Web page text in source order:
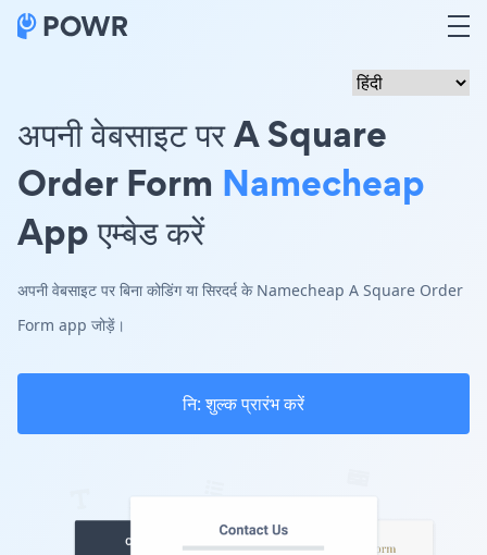
अपनी वेबसाइट पर A Square
Order Form Namecheap
App एम्बेड करें
अपनी वेबसाइट पर बिना कोडिंग या सिरदर्द के Namecheap A Square Order
Form app जोड़ें।
नि: शुल्क प्रारंभ करें